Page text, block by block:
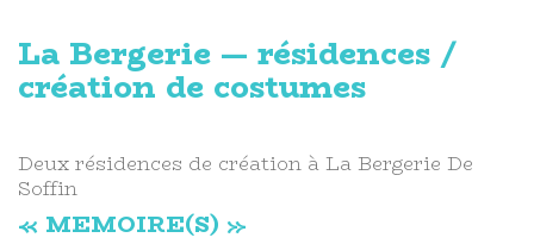
La Bergerie — résidences /
création de costumes
Deux résidences de création à La Bergerie De
Soffin
« MEMOIRE(S) »